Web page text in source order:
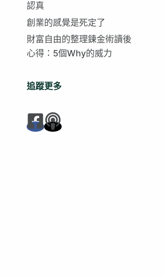
認真
創業的感覺是死定了
財富自由的整理鍊金術讀後
心得：5個Why的威力
追蹤更多